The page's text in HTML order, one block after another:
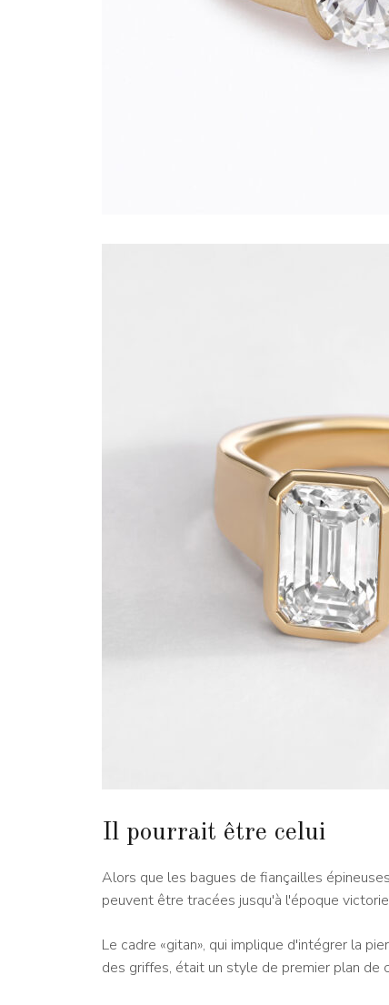
Il pourrait être celui
Alors que les bagues de fiançailles
peuvent être tracées jusqu'à l'époque
Le cadre «gitan», qui implique d'intégrer la
des griffes, était un style de premier plan de